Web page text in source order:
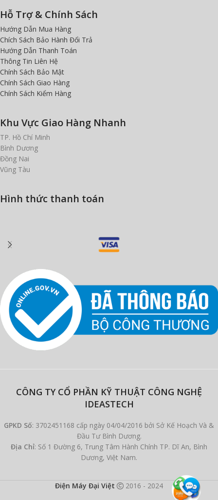
Hỗ Trợ & Chính Sách
Hướng Dẫn Mua Hàng
Chích Sách Bảo Hành Đổi Trả
Hướng Dẫn Thanh Toán
Thông Tin Liên Hệ
Chính Sách Bảo Mật
Chính Sách Giao Hàng
Chính Sách Kiểm Hàng
Khu Vực Giao Hàng Nhanh
TP. Hồ Chí Minh
Bình Dương
Đồng Nai
Vũng Tàu
Hình thức thanh toán
CÔNG TY CỔ PHẦN KỸ THUẬT CÔNG NGHỆ
IDEASTECH
GPKD Số: 3702451168 cấp ngày 04/04/2016 bởi Sở Kế Hoạch Và &
Đầu Tư Bình Dương.
Địa Chỉ: Số 1 Đường 6, Trung Tâm Hành Chính TP. Dĩ An, Bình
Dương, Việt Nam.
Điện Máy Đại Việt 2016 - 2024